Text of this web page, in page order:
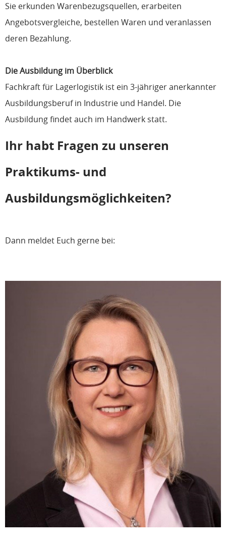
Sie erkunden Warenbezugsquellen, erarbeiten
Angebotsvergleiche, bestellen Waren und veranlassen
deren Bezahlung.
Die Ausbildung im Überblick
Fachkraft für Lagerlogistik ist ein 3-jähriger anerkannter
Ausbildungsberuf in Industrie und Handel. Die
Ausbildung findet auch im Handwerk statt.
Ihr habt Fragen zu unseren
Praktikums- und
Ausbildungsmöglichkeiten?
Dann meldet Euch gerne bei: